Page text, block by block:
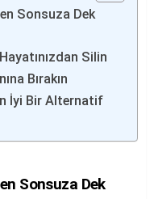
Sonsuza Dek
Silin
Bırakın
İyi Bir Alternatif
Sonsuza Dek